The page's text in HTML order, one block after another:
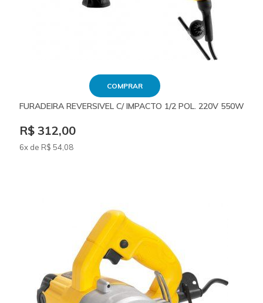
COMPRAR
FURADEIRA REVERSIVEL C/ IMPACTO 1/2 POL. 220V 550W
R$ 312,00
6x de R$ 54,08